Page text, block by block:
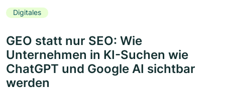
Digitales
GEO statt nur SEO: Wie
Unternehmen in KI-Suchen wie
ChatGPT und Google AI sichtbar
werden